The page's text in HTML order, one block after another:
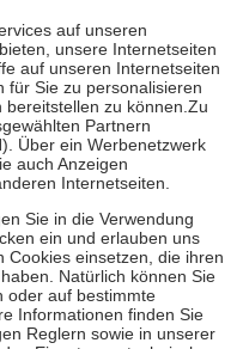
mehr als die tatsächlichen
für Online-Apotheken.
beträgt die
zehn Euro je
ihre eigene Gesundheit zu
Familie zu unterstützen,
18. Lebensjahr
die von der